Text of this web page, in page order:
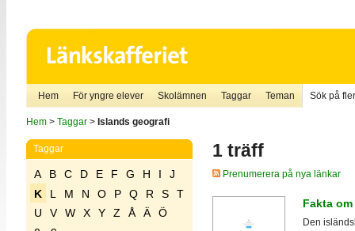
Hem För yngre elever Skolämnen Taggar Teman Sök på
Hem> Taggar> Islands geografi
Taggar
A B C D E F G H I
J
K
L M N O P Q R S
T
U
V W X Y Z Å Ä
Ö
1 träff
Prenumerera på nya länkar
Fakta
Den